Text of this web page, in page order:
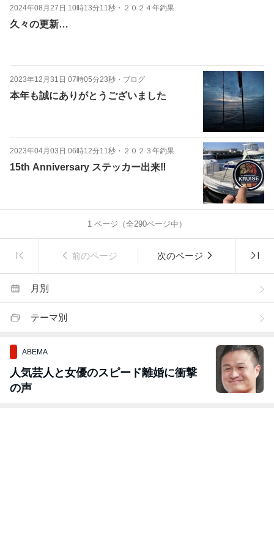
2024年08月27日 10時13分11秒 ・ ２０２４年釣果
久々の更新…
2023年12月31日 07時05分23秒 ・ ブログ
本年も誠にありがとうございました
2023年04月03日 06時12分11秒 ・ ２０２３年釣果
15th Anniversary ステッカー出来‼︎
1 ページ（全290ページ中）
前のページ 次のページ
月別
テーマ別
ABEMA
人気芸人と女優のスピード離婚に衝撃
の声